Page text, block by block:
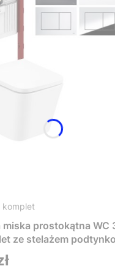
komplet
miska prostokątna WC
ze stelażem
TeceNow